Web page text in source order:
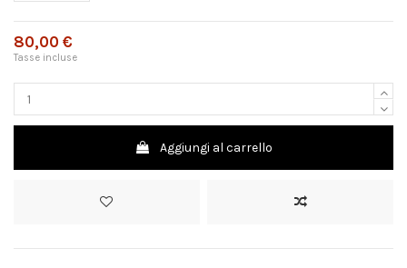
80,00 €
Tasse incluse
Aggiungi al carrello